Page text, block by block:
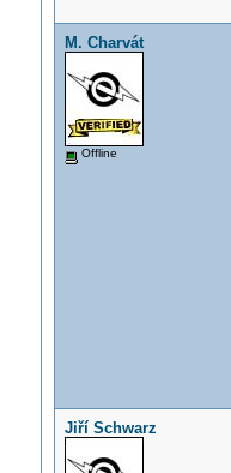
M. Charvát
Offline
Jiří Schwarz